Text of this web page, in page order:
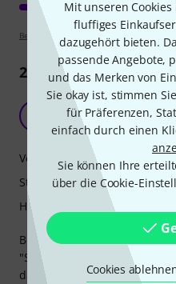
Mit unseren
fluffiges
dazugehört bieten.
passende Angebote,
und das Merken von
Sie okay ist, stimmen
für Präferenzen,
einfach durch einen
Sie können Ihre
über die Cookie-
Cookies
Bewertungsrichtlinien
2Rezensionen
Beste Länge für
V. S.
Besonders praktisch ist bei
"Stativsäule", die man
dann praktisch, wenn man
Verarbeitung
Stabilität
Handling